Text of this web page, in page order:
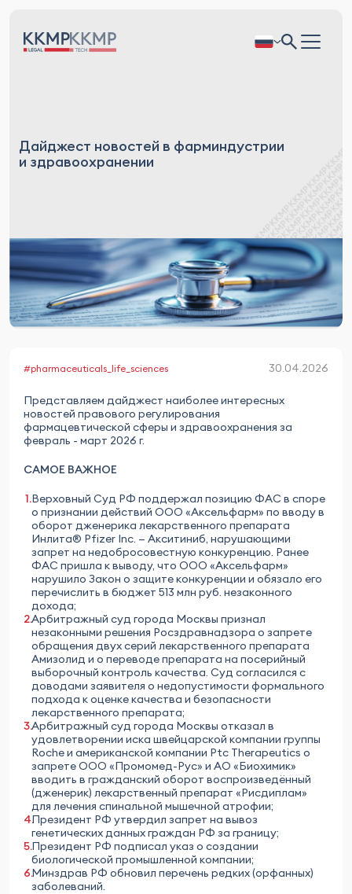
Дайджест новостей в фарминдустрии
и здравоохранении
#pharmaceuticals_life_sciences 30.04.2026
Представляем дайджест наиболее интересных
новостей правового регулирования
фармацевтической сферы и здравоохранения за
февраль - март 2026 г.
САМОЕ ВАЖНОЕ
Верховный Суд РФ поддержал позицию ФАС в споре
о признании действий ООО «Аксельфарм» по вводу в
оборот дженерика лекарственного препарата
Инлита® Pfizer Inc. — Акситиниб, нарушающими
запрет на недобросовестную конкуренцию. Ранее
ФАС пришла к выводу, что ООО «Аксельфарм»
нарушило Закон о защите конкуренции и обязало его
перечислить в бюджет 513 млн руб. незаконного
дохода;
Арбитражный суд города Москвы признал
незаконными решения Росздравнадзора о запрете
обращения двух серий лекарственного препарата
Амизолид и о переводе препарата на посерийный
выборочный контроль качества. Суд согласился с
доводами заявителя о недопустимости формального
подхода к оценке качества и безопасности
лекарственного препарата;
Арбитражный суд города Москвы отказал в
удовлетворении иска швейцарской компании группы
Roche и американской компании Ptc Therapeutics о
запрете ООО «Промомед-Рус» и АО «Биохимик»
вводить в гражданский оборот воспроизведённый
(дженерик) лекарственный препарат «Рисдиплам»
для лечения спинальной мышечной атрофии;
Президент РФ утвердил запрет на вывоз
генетических данных граждан РФ за границу;
Президент РФ подписал указ о создании
биологической промышленной компании;
Минздрав РФ обновил перечень редких (орфанных)
заболеваний.